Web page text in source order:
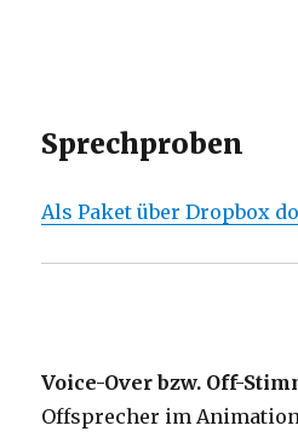
Sprechproben
Als Paket über Dropbox
Voice-Over bzw. Off-
Offsprecher im